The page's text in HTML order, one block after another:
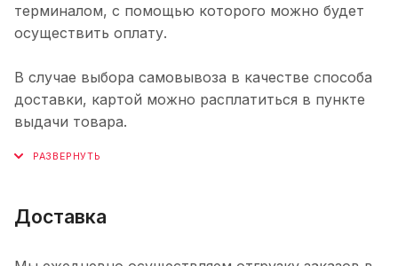
терминалом, с помощью которого можно будет
осуществить оплату.
В случае выбора самовывоза в качестве способа
доставки, картой можно расплатиться в пункте
выдачи товара.
Доставка